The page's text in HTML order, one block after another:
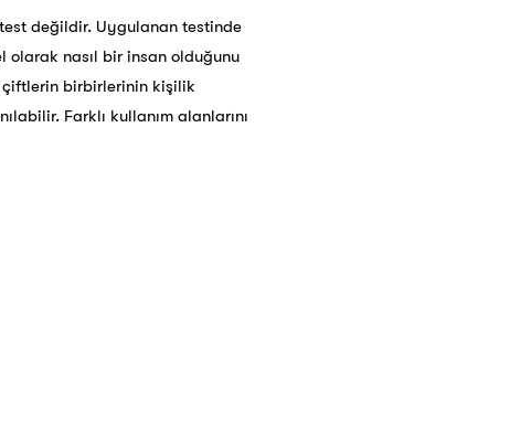
değildir. Uygulanan testinde
olarak nasıl bir insan olduğunu
birbirlerinin kişilik
Farklı kullanım alanlarını